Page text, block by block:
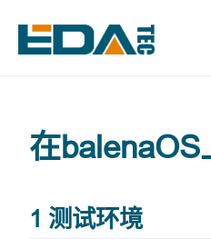
在balenaOS
1 测试环境